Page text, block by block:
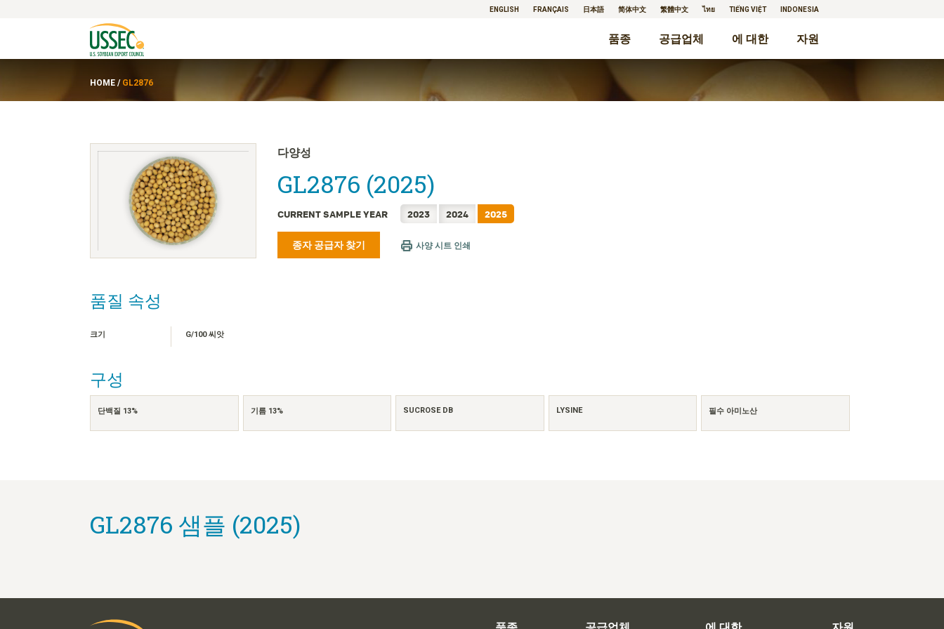
ENGLISH FRANÇAIS 日本語 简体中文 繁體中文 ไทย TIẾNG VIỆT INDONESIA
품종 공급업체 에 대한 자원
HOME / GL2876
다양성
GL2876 (2025)
CURRENT SAMPLE YEAR 2023 2024 2025
종자 공급자 찾기 사양 시트 인쇄
품질 속성
크기 G/100 씨앗
구성
단백질 13% 기름 13% SUCROSE DB LYSINE 필수 아미노산
GL2876 샘플 (2025)